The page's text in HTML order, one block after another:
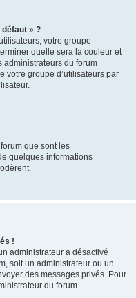
défaut » ?
votre groupe
quelle sera la couleur et
administrateurs du forum
votre groupe d’utilisateurs par
que sont les
quelques informations
!
administrateur a désactivé
soit un administrateur ou un
des messages privés. Pour
du forum.